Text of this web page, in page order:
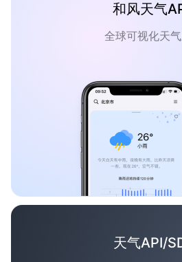
和风天气
全球可视化天
天气API/